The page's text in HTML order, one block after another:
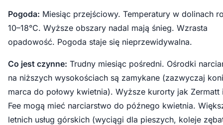
Pogoda: Miesiąc przejściowy. Temperatury w dolinach
10–18°C. Wyższe obszary nadal mają śnieg. Wzrasta
opadowość. Pogoda staje się nieprzewidywalna.
Co jest czynne: Trudny miesiąc pośredni. Ośrodki
na niższych wysokościach są zamykane (zazwyczaj
marca do połowy kwietnia). Wyższe kurorty jak Zermatt
Fee mogą mieć narciarstwo do późnego kwietnia.
letnich usług górskich (wyciągi dla pieszych, koleje